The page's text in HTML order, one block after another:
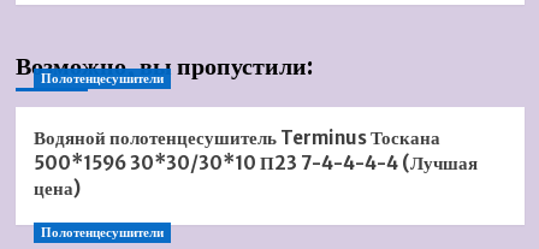
Возможно, вы пропустили:
Полотенцесушители
Водяной полотенцесушитель Terminus Тоскана
500*1596 30*30/30*10 П23 7-4-4-4-4 (Лучшая
цена)
Полотенцесушители